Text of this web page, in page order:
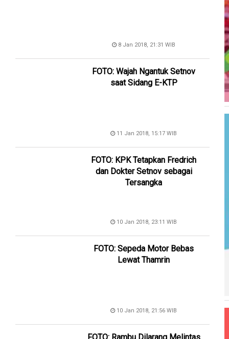
8 Jan 2018, 21:31 WIB
FOTO: Wajah Ngantuk Setnov
saat Sidang E-KTP
11 Jan 2018, 15:17 WIB
FOTO: KPK Tetapkan Fredrich
dan Dokter Setnov sebagai
Tersangka
10 Jan 2018, 23:11 WIB
FOTO: Sepeda Motor Bebas
Lewat Thamrin
10 Jan 2018, 21:56 WIB